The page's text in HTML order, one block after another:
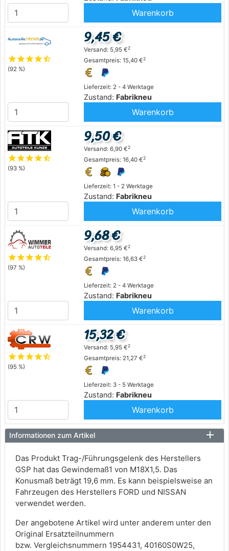
Warenkorb
starstarstarstarstar_half
(92 %)
Lieferzeit: 2 - 4 Werktage
Zustand: Fabrikneu
9,45 €
Versand: 5,95 €2
Gesamtpreis: 15,40 €2
Warenkorb
starstarstarstarstar_half
(93 %)
Lieferzeit: 1 - 2 Werktage
Zustand: Fabrikneu
9,50 €
Versand: 6,90 €2
Gesamtpreis: 16,40 €2
Warenkorb
starstarstarstarstar_half
(97 %)
Lieferzeit: 2 - 4 Werktage
Zustand: Fabrikneu
9,68 €
Versand: 6,95 €2
Gesamtpreis: 16,63 €2
Warenkorb
starstarstarstarstar_half
(95 %)
Lieferzeit: 3 - 5 Werktage
Zustand: Fabrikneu
15,32 €
Versand: 5,95 €2
Gesamtpreis: 21,27 €2
Warenkorb
Informationen zum Artikel
Das Produkt Trag-/Führungsgelenk des Herstellers
GSP hat das Gewindemaß1 von M18X1,5. Das
Konusmaß beträgt 19,6 mm. Es kann beispielsweise an
Fahrzeugen des Herstellers FORD und NISSAN
verwendet werden.
Der angebotene Artikel wird unter anderem unter den
Original Ersatzteilnummern
bzw. Vergleichsnummern 1954431, 40160S0W25,